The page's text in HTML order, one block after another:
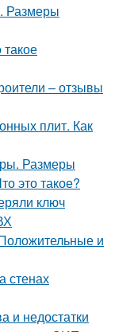
Размеры
– отзывы
плит. Как
Размеры
это такое?
ключ
и
стенах
и недостатки